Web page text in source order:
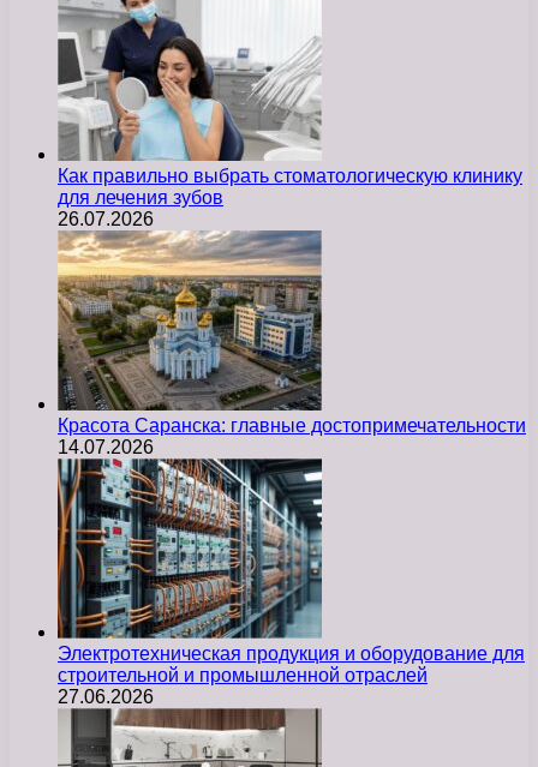
Как правильно выбрать стоматологическую клинику
для лечения зубов
26.07.2026
Красота Саранска: главные достопримечательности
14.07.2026
Электротехническая продукция и оборудование для
строительной и промышленной отраслей
27.06.2026